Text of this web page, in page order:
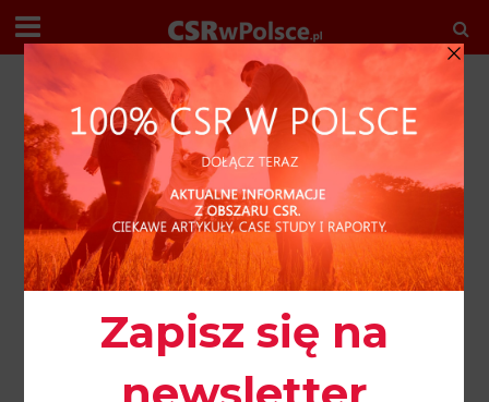
R E D A K C J A P O L E C A
POLSKI ZWIĄZEK FIRM DEWELOPERSKICH